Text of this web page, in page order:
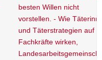
besten Willen nicht
vorstellen. - Wie
und Täterstrategien auf
Fachkräfte wirken,